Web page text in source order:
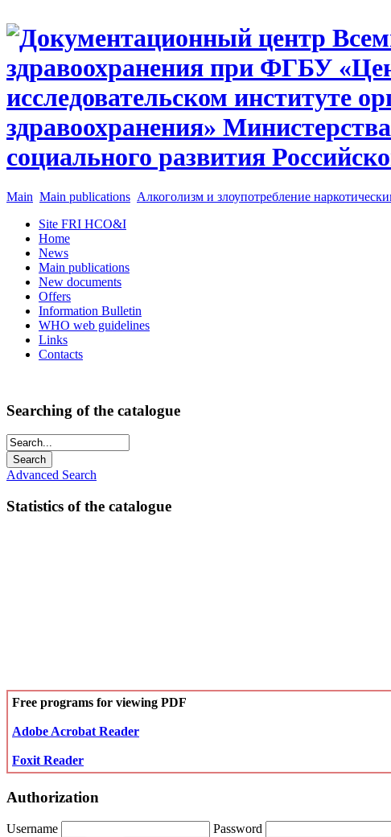
Main Main publications Алкоголизм и злоупотребление
Site FRI HCO&I
Home
News
Main publications
New documents
Offers
Information Bulletin
WHO web guidelines
Links
Contacts
Searching of the catalogue
Advanced Search
Statistics of the catalogue
Free programs for viewing PDF
Adobe Acrobat Reader
Foxit Reader
Authorization
Username
Password